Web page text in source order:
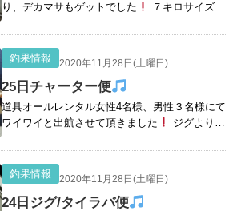
り、デカマサもゲットでした
７キロサイズヒ
ラマサ～スタートです！ライズジグにてゲット
です
全員ヒットからの4名様ゲット！ 竿を折
[続きを読む]
釣果情報 2020年11月28日(土曜日)
25日チャーター便
道具オールレンタル女性4名様、男性３名様にて
ワイワイと出航させて頂きました
ジグよりス
タート５名様でジグを頑張って頂きました
一来ました
７キロのヒラ！ 次はトリプルヒッ
ト[続きを読む]
釣果情報 2020年11月28日(土曜日)
24日ジグ/タイラバ便